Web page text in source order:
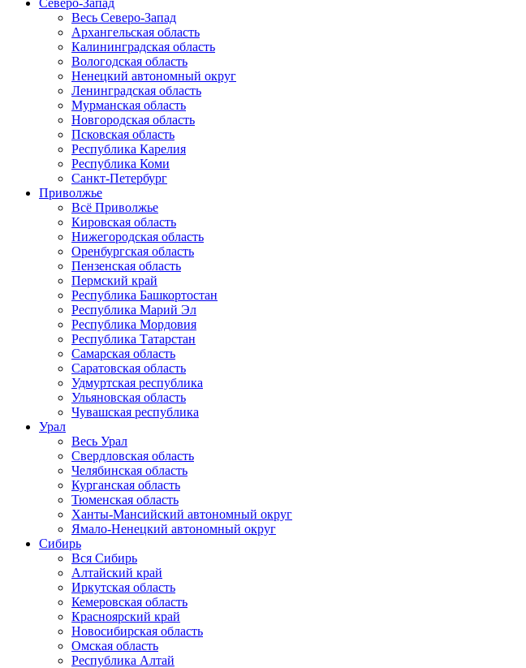
Северо-Запад
Весь Северо-Запад
Архангельская область
Калининградская область
Вологодская область
Ненецкий автономный округ
Ленинградская область
Мурманская область
Новгородская область
Псковская область
Республика Карелия
Республика Коми
Санкт-Петербург
Приволжье
Всё Приволжье
Кировская область
Нижегородская область
Оренбургская область
Пензенская область
Пермский край
Республика Башкортостан
Республика Марий Эл
Республика Мордовия
Республика Татарстан
Самарская область
Саратовская область
Удмуртская республика
Ульяновская область
Чувашская республика
Урал
Весь Урал
Свердловская область
Челябинская область
Курганская область
Тюменская область
Ханты-Мансийский автономный округ
Ямало-Ненецкий автономный округ
Сибирь
Вся Сибирь
Алтайский край
Иркутская область
Кемеровская область
Красноярский край
Новосибирская область
Омская область
Республика Алтай